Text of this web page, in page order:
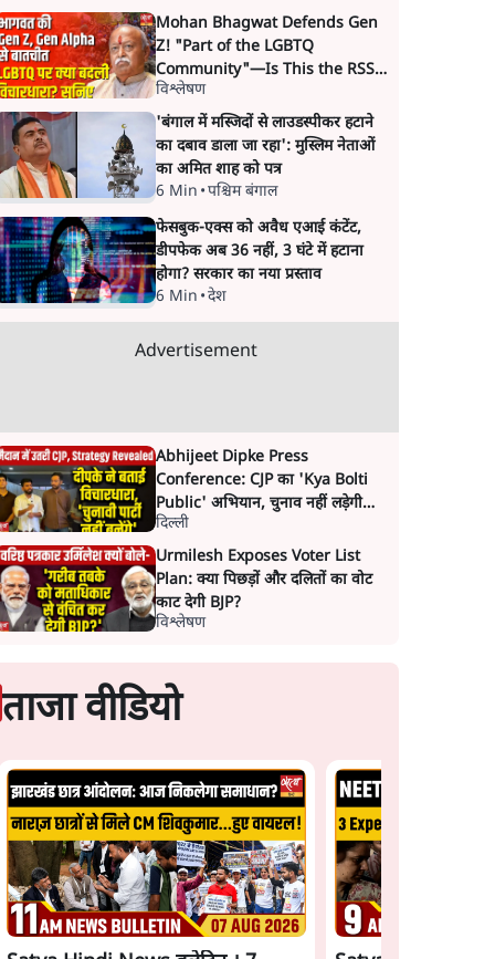
Mohan Bhagwat Defends Gen
Z! "Part of the LGBTQ
Community"—Is This the RSS's
New Move?
विश्लेषण
'बंगाल में मस्जिदों से लाउडस्पीकर हटाने
का दबाव डाला जा रहा': मुस्लिम नेताओं
का अमित शाह को पत्र
6 Min •पश्चिम बंगाल
फेसबुक-एक्स को अवैध एआई कंटेंट,
डीपफेक अब 36 नहीं, 3 घंटे में हटाना
होगा? सरकार का नया प्रस्ताव
6 Min •देश
Advertisement
Abhijeet Dipke Press
Conference: CJP का 'Kya Bolti
Public' अभियान, चुनाव नहीं लड़ेगी
CJP!
दिल्ली
Urmilesh Exposes Voter List
Plan: क्या पिछड़ों और दलितों का वोट
काट देगी BJP?
विश्लेषण
ताजा वीडियो